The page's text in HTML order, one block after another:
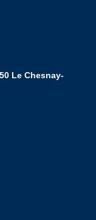
Le Chesnay-